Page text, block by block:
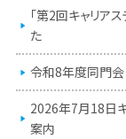
「第2回キャリア
た
令和8年度同門
2026年7月18日
案内